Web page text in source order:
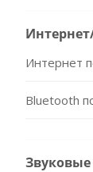
Интернет
Bluetooth